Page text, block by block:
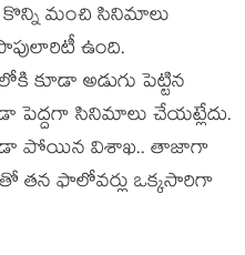
మంచి సినిమాలు
ఉంది.
కూడా అడుగు పెట్టిన
సినిమాలు చేయట్లేదు.
పోయిన విశాఖ.. తాజాగా
ఫాలోవర్లు ఒక్కసారిగా